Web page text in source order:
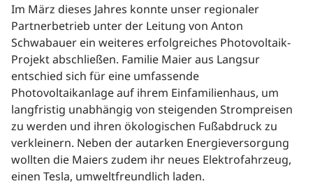
Im März dieses Jahres konnte unser regionaler
Partnerbetrieb unter der Leitung von Anton
Schwabauer ein weiteres erfolgreiches Photovoltaik-
Projekt abschließen. Familie Maier aus Langsur
entschied sich für eine umfassende
Photovoltaikanlage auf ihrem Einfamilienhaus, um
langfristig unabhängig von steigenden Strompreisen
zu werden und ihren ökologischen Fußabdruck zu
verkleinern. Neben der autarken Energieversorgung
wollten die Maiers zudem ihr neues Elektrofahrzeug,
einen Tesla, umweltfreundlich laden.